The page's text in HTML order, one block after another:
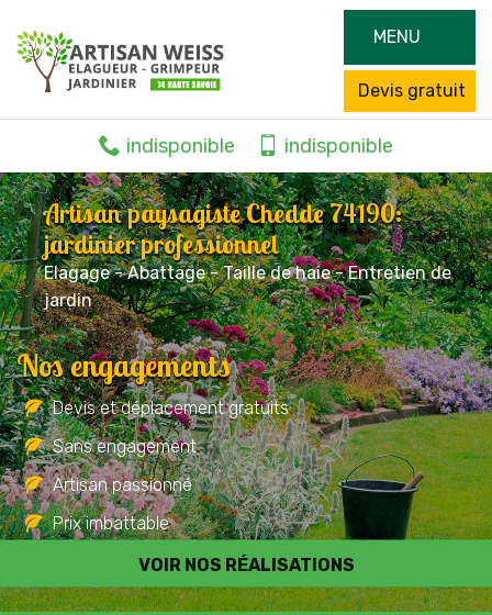
MENU
Devis gratuit
indisponible indisponible
Artisan paysagiste Chedde 74190:
jardinier professionnel
Elagage - Abattage - Taille de haie - Entretien de
jardin
VOIR NOS RÉALISATIONS
Nos engagements
Devis et déplacement gratuits
Sans engagement
Artisan passionné
Prix imbattable
Travail de qualité